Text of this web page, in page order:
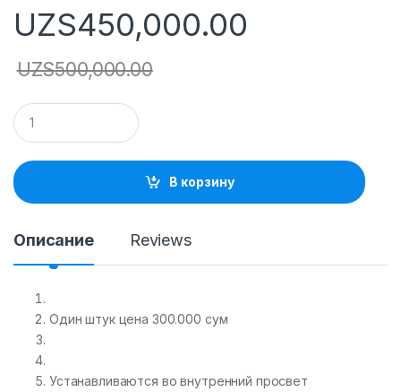
UZS450,000.00
UZS500,000.00
Q
u
a
t
i
В корзину
Описание Reviews
Один штук цена 300.000 сум
Устанавливаются во внутренний просвет